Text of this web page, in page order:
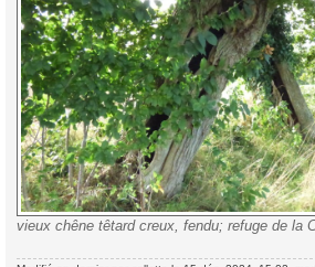
vieux chêne têtard creux, fendu; refuge de la